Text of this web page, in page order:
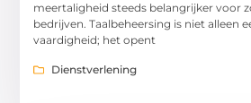
meertaligheid steeds belangrijker voor
bedrijven. Taalbeheersing is niet alleen
vaardigheid; het opent
Dienstverlening